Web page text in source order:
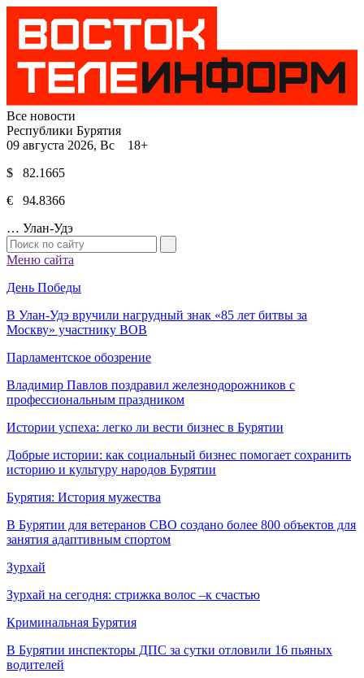
Все новости
Республики Бурятия
09 августа 2026, Вс 18+
$ 82.1665
€ 94.8366
… Улан-Удэ
Меню сайта
День Победы
В Улан-Удэ вручили нагрудный знак «85 лет битвы за
Москву» участнику ВОВ
Парламентское обозрение
Владимир Павлов поздравил железнодорожников с
профессиональным праздником
Истории успеха: легко ли вести бизнес в Бурятии
Добрые истории: как социальный бизнес помогает сохранить
историю и культуру народов Бурятии
Бурятия: История мужества
В Бурятии для ветеранов СВО создано более 800 объектов для
занятия адаптивным спортом
Зурхай
Зурхай на сегодня: стрижка волос –к счастью
Криминальная Бурятия
В Бурятии инспекторы ДПС за сутки отловили 16 пьяных
водителей